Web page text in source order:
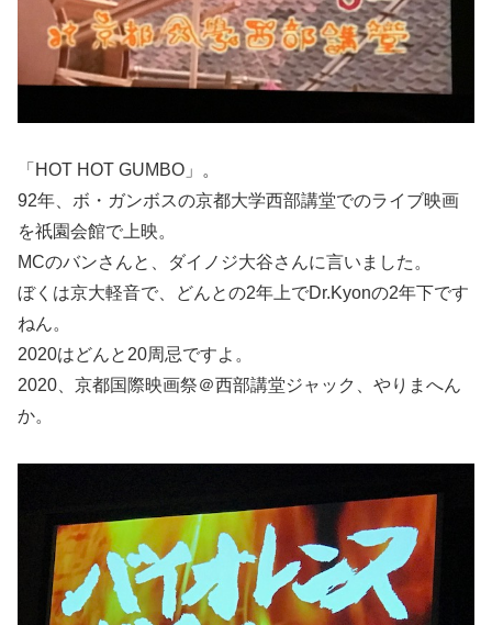
「HOT HOT GUMBO」。
92年、ボ・ガンボスの京都大学西部講堂でのライブ映画
を祇園会館で上映。
MCのバンさんと、ダイノジ大谷さんに言いました。
ぼくは京大軽音で、どんとの2年上でDr.Kyonの2年下です
ねん。
2020はどんと20周忌ですよ。
2020、京都国際映画祭＠西部講堂ジャック、やりまへん
か。